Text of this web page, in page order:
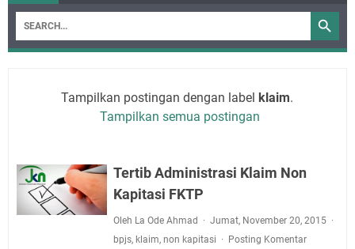
Tampilkan postingan dengan labelklaim.
Tampilkan semua postingan
Tertib Administrasi Klaim Non
Kapitasi FKTP
Oleh La Ode Ahmad
Jumat, November 20, 2015
bpjs, klaim, non kapitasi Posting Komentar